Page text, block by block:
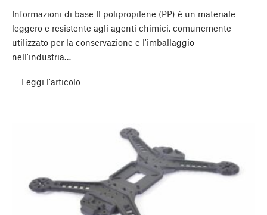
Informazioni di base Il polipropilene (PP) è un materiale
leggero e resistente agli agenti chimici, comunemente
utilizzato per la conservazione e l'imballaggio
nell'industria…
Leggi l'articolo